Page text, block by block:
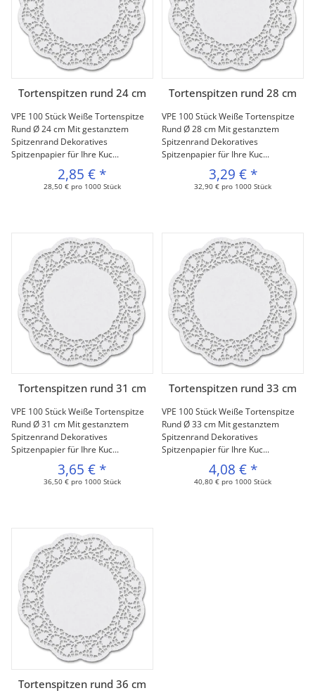
Tortenspitzen rund 24 cm
VPE 100 Stück Weiße Tortenspitze
Rund Ø 24 cm Mit gestanztem
Spitzenrand Dekoratives
Spitzenpapier für Ihre Kuc...
2,85 € *
28,50 € pro 1000 Stück
Tortenspitzen rund 28 cm
VPE 100 Stück Weiße Tortenspitze
Rund Ø 28 cm Mit gestanztem
Spitzenrand Dekoratives
Spitzenpapier für Ihre Kuc...
3,29 € *
32,90 € pro 1000 Stück
Tortenspitzen rund 31 cm
VPE 100 Stück Weiße Tortenspitze
Rund Ø 31 cm Mit gestanztem
Spitzenrand Dekoratives
Spitzenpapier für Ihre Kuc...
3,65 € *
36,50 € pro 1000 Stück
Tortenspitzen rund 33 cm
VPE 100 Stück Weiße Tortenspitze
Rund Ø 33 cm Mit gestanztem
Spitzenrand Dekoratives
Spitzenpapier für Ihre Kuc...
4,08 € *
40,80 € pro 1000 Stück
Tortenspitzen rund 36 cm